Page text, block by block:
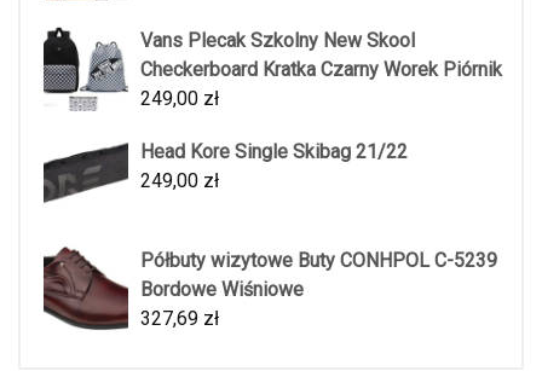
Vans Plecak Szkolny New Skool
Checkerboard Kratka Czarny Worek Piórnik
249,00 zł
Head Kore Single Skibag 21/22
249,00 zł
Półbuty wizytowe Buty CONHPOL C-5239
Bordowe Wiśniowe
327,69 zł